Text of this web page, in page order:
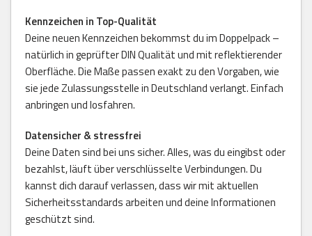
Kennzeichen in Top-Qualität
Deine neuen Kennzeichen bekommst du im Doppelpack –
natürlich in geprüfter DIN Qualität und mit reflektierender
Oberfläche. Die Maße passen exakt zu den Vorgaben, wie
sie jede Zulassungsstelle in Deutschland verlangt. Einfach
anbringen und losfahren.
Datensicher & stressfrei
Deine Daten sind bei uns sicher. Alles, was du eingibst oder
bezahlst, läuft über verschlüsselte Verbindungen. Du
kannst dich darauf verlassen, dass wir mit aktuellen
Sicherheitsstandards arbeiten und deine Informationen
geschützt sind.